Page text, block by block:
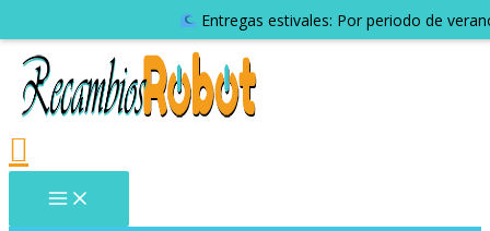
Entregas estivales: Por periodo de